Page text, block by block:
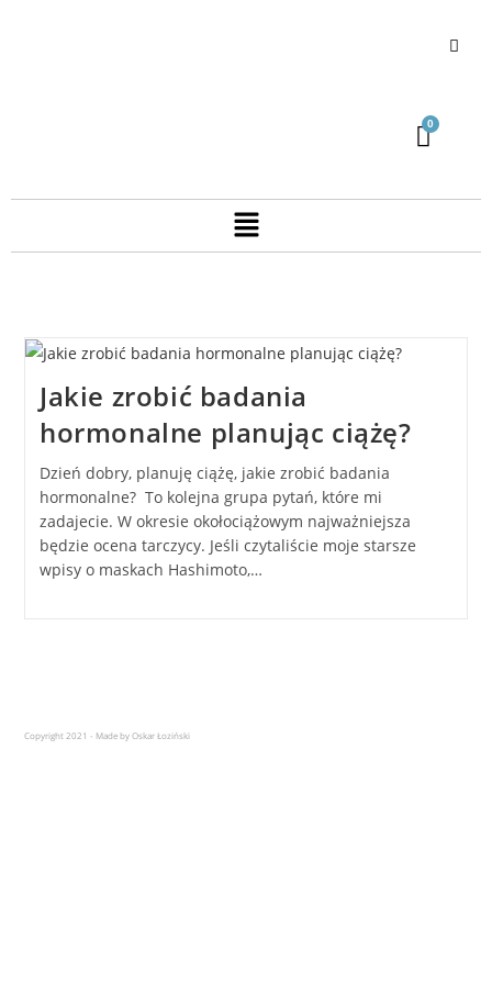
Jakie zrobić badania
hormonalne planując ciążę?
Dzień dobry, planuję ciążę, jakie zrobić badania
hormonalne? To kolejna grupa pytań, które mi
zadajecie. W okresie okołociążowym najważniejsza
będzie ocena tarczycy. Jeśli czytaliście moje starsze
wpisy o maskach Hashimoto,…
Copyright 2021 - Made by Oskar Łoziński